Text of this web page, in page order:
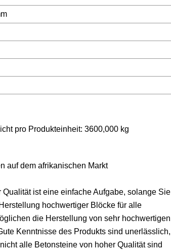
pro Produkteinheit: 3600,000 kg
auf dem afrikanischen Markt
ist eine einfache Aufgabe, solange Sie
hochwertiger Blöcke für alle
die Herstellung von sehr hochwertigen
Kenntnisse des Produkts sind unerlässlich,
alle Betonsteine ​​von hoher Qualität sind